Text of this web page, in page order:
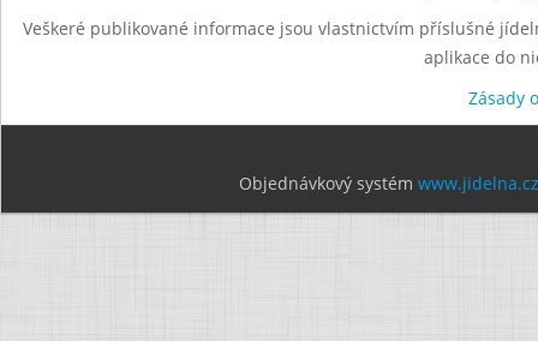
Veškeré publikované informace jsou vlastnictvím příslušné
aplikace do
Zásady
Objednávkový systém www.jidelna.cz